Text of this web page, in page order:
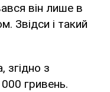
він лише в
Звідси і такий
згідно з
гривень.